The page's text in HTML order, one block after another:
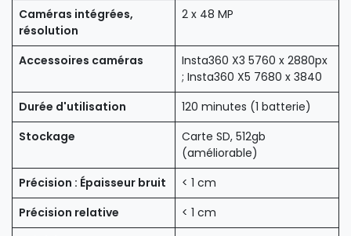
Caméras intégrées,
résolution
2 x 48 MP
Accessoires caméras
Insta360 X3 5760 x 2880px
; Insta360 X5 7680 x 3840
Durée d'utilisation
120 minutes (1 batterie)
Stockage
Carte SD, 512gb
(améliorable)
Précision : Épaisseur bruit
< 1 cm
Précision relative
< 1 cm